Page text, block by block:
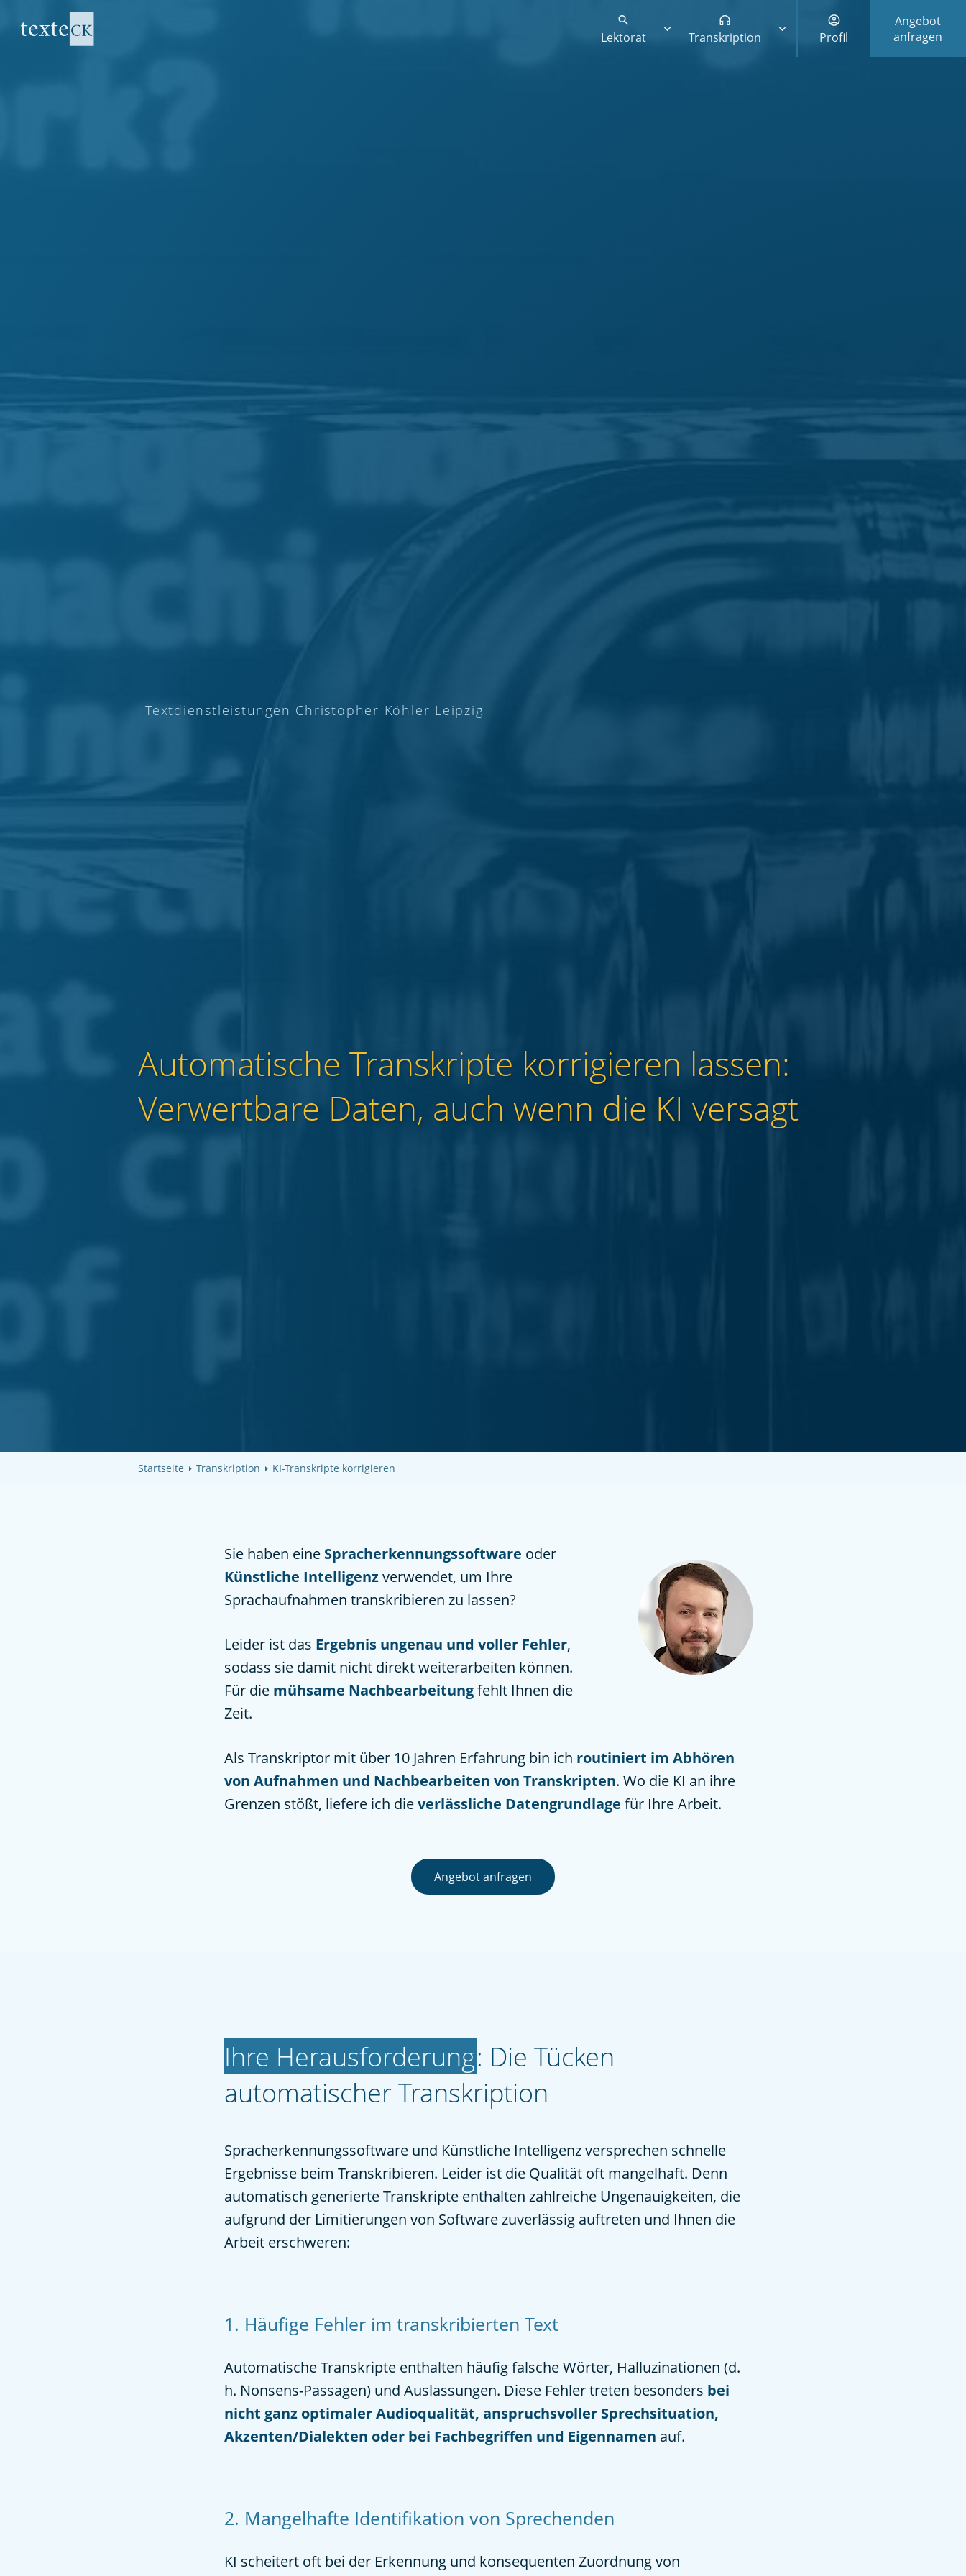
Lektorat Transkription Profil
Angebot
anfragen
Textdienstleistungen Christopher Köhler Leipzig
Automatische Transkripte korrigieren lassen:
Verwertbare Daten, auch wenn die KI versagt
Startseite Transkription KI-Transkripte korrigieren
Sie haben eine Spracherkennungssoftware oder
Künstliche Intelligenzverwendet, um Ihre
Sprachaufnahmen transkribieren zu lassen?
Leider ist das Ergebnis ungenau und voller Fehler,
sodass sie damit nicht direkt weiterarbeiten können.
Für die mühsame Nachbearbeitungfehlt Ihnen die
Zeit.
Als Transkriptor mit über 10 Jahren Erfahrung bin ich routiniert im Abhören
von Aufnahmen und Nachbearbeiten von Transkripten. Wo die KI an ihre
Grenzen stößt, liefere ich dieverlässliche Datengrundlage für Ihre Arbeit.
Angebot anfragen
Ihre Herausforderung: Die Tücken
automatischer Transkription
Spracherkennungssoftware und Künstliche Intelligenz versprechen schnelle
Ergebnisse beim Transkribieren. Leider ist die Qualität oft mangelhaft. Denn
automatisch generierte Transkripte enthalten zahlreiche Ungenauigkeiten, die
aufgrund der Limitierungen von Software zuverlässig auftreten und Ihnen die
Arbeit erschweren:
1. Häufige Fehler im transkribierten Text
Automatische Transkripte enthalten häufig falsche Wörter, Halluzinationen (d.
h. Nonsens-Passagen) und Auslassungen. Diese Fehler treten besonders bei
nicht ganz optimaler Audioqualität, anspruchsvoller Sprechsituation,
Akzenten/Dialekten oder bei Fachbegriffen und Eigennamen auf.
2. Mangelhafte Identifikation von Sprechenden
KI scheitert oft bei der Erkennung und konsequenten Zuordnung von